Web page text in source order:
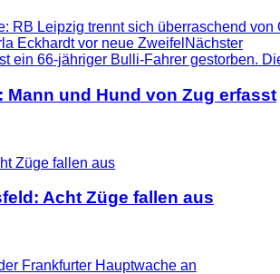
RB Leipzig trennt sich überraschend von
Eckhardt vor neue Zweifel Nächster
und Hund von Zug erfasst
Acht Züge fallen aus